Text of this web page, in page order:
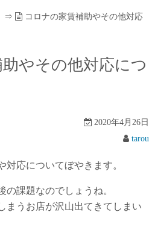
⇒
コロナの家賃補助やその他対応
やその他対応につ
2020年4月26日
tarou
応についてぼやきます。
の課題なのでしょうね。
まうお店が沢山出てきてしまい